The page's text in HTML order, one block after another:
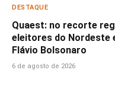
DESTAQUE
Quaest: no recorte
eleitores do Nordeste
Flávio Bolsonaro
6 de agosto de 2026